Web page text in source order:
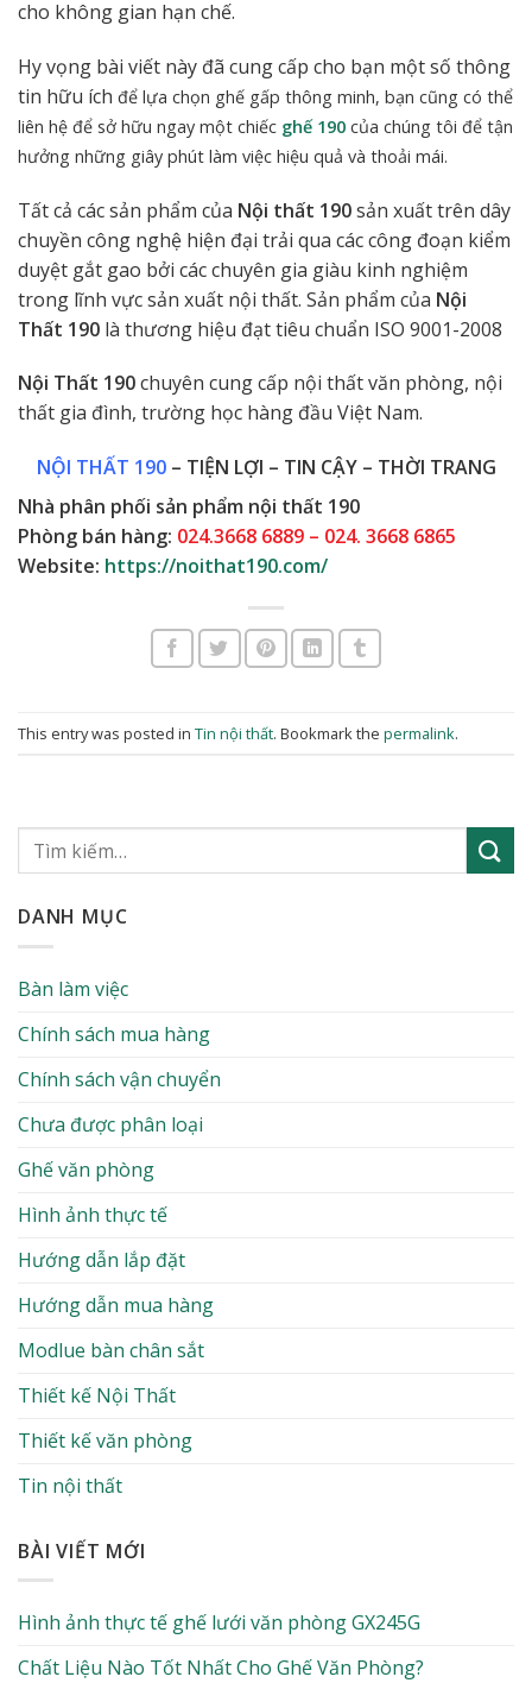
cho không gian hạn chế.
Hy vọng bài viết này đã cung cấp cho bạn một số thông
tin hữu ích để lựa chọn ghế gấp thông minh, bạn cũng có thể
liên hệ để sở hữu ngay một chiếc ghế 190 của chúng tôi để tận
hưởng những giây phút làm việc hiệu quả và thoải mái.
Tất cả các sản phẩm của Nội thất 190sản xuất trên dây
chuyền công nghệ hiện đại trải qua các công đoạn kiểm
duyệt gắt gao bởi các chuyên gia giàu kinh nghiệm
trong lĩnh vực sản xuất nội thất. Sản phẩm của Nội
Thất 190 là thương hiệu đạt tiêu chuẩn ISO 9001-2008
Nội Thất 190chuyên cung cấp nội thất văn phòng, nội
thất gia đình, trường học hàng đầu Việt Nam.
NỘI THẤT 190– TIỆN LỢI – TIN CẬY – THỜI TRANG
Nhà phân phối sản phẩm nội thất 190
Phòng bán hàng: 024.3668 6889 – 024. 3668 6865
Website: https://noithat190.com/
This entry was posted in Tin nội thất. Bookmark the permalink.
DANH MỤC
Bàn làm việc
Chính sách mua hàng
Chính sách vận chuyển
Chưa được phân loại
Ghế văn phòng
Hình ảnh thực tế
Hướng dẫn lắp đặt
Hướng dẫn mua hàng
Modlue bàn chân sắt
Thiết kế Nội Thất
Thiết kế văn phòng
Tin nội thất
BÀI VIẾT MỚI
Hình ảnh thực tế ghế lưới văn phòng GX245G
Chất Liệu Nào Tốt Nhất Cho Ghế Văn Phòng?